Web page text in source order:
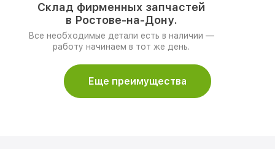
Склад фирменных запчастей
в Ростове-на-Дону.
Все необходимые детали есть в наличии —
работу начинаем в тот же день.
Еще преимущества